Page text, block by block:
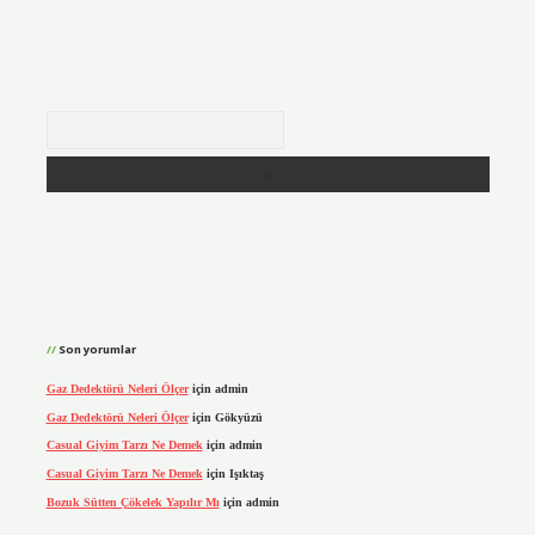
Son yorumlar
Gaz Dedektörü Neleri Ölçeriçin admin
Gaz Dedektörü Neleri Ölçeriçin Gökyüzü
Casual Giyim Tarzı Ne Demekiçin admin
Casual Giyim Tarzı Ne Demek için Işıktaş
Bozuk Sütten Çökelek Yapılır Mı için admin